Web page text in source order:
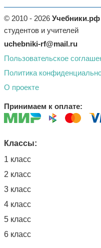
© 2010 - 2026 Учебники.рф
студентов и учителей
uchebniki-rf@mail.ru
Пользовательское
Политика
О проекте
Принимаем к оплате:
Классы:
1 класс
2 класс
3 класс
4 класс
5 класс
6 класс